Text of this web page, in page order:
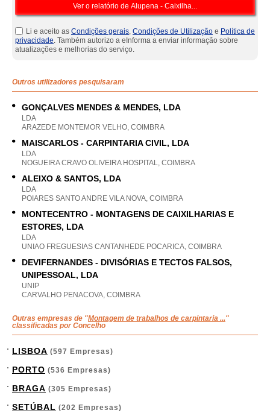
Li e aceito as Condições gerais, Condições de Utilização e Política de
privacidade. Também autorizo a eInforma a enviar informação sobre
atualizações e melhorias do serviço.
Outros utilizadores pesquisaram
GONÇALVES MENDES & MENDES, LDA
LDA
ARAZEDE MONTEMOR VELHO, COIMBRA
MAISCARLOS - CARPINTARIA CIVIL, LDA
LDA
NOGUEIRA CRAVO OLIVEIRA HOSPITAL, COIMBRA
ALEIXO & SANTOS, LDA
LDA
POIARES SANTO ANDRE VILA NOVA, COIMBRA
MONTECENTRO - MONTAGENS DE CAIXILHARIAS E
ESTORES, LDA
LDA
UNIAO FREGUESIAS CANTANHEDE POCARICA, COIMBRA
DEVIFERNANDES - DIVISÓRIAS E TECTOS FALSOS,
UNIPESSOAL, LDA
UNIP
CARVALHO PENACOVA, COIMBRA
Outras empresas de "Montagem de trabalhos de carpintaria ..."
classificadas por Concelho
LISBOA (597 Empresas)
PORTO (536 Empresas)
BRAGA (305 Empresas)
SETÚBAL (202 Empresas)